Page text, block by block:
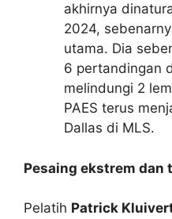
akhirnya
2024,
utama. Dia
6 pertandingan
melindungi 2
PAES terus
Dallas di MLS.
Pesaing ekstrem dan
Pelatih Patrick